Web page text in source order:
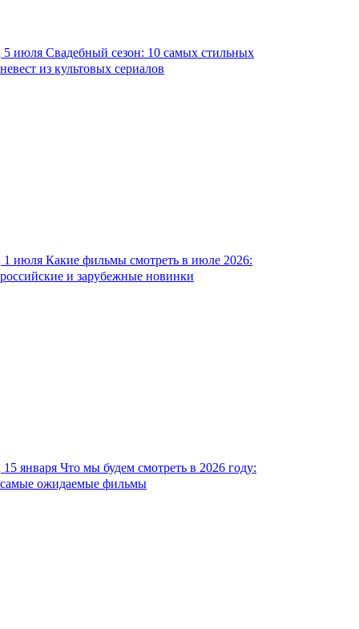
5 июля Свадебный сезон: 10 самых стильных
невест из культовых сериалов
1 июля Какие фильмы смотреть в июле 2026:
российские и зарубежные новинки
15 января Что мы будем смотреть в 2026 году:
самые ожидаемые фильмы